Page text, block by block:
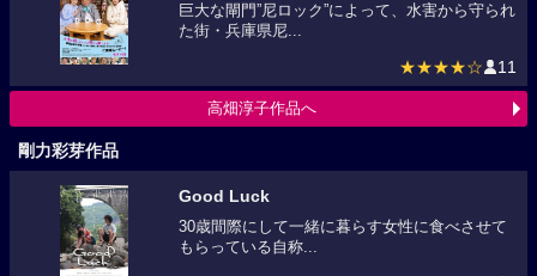
巨大な閘門”尼ロック”によって、水害から守られ
た街・兵庫県尼...
★★★★☆ 11
高畑淳子作品へ
剛力彩芽作品
Good Luck
30歳間際にして一緒に暮らす女性に食べさせて
もらっている自称...